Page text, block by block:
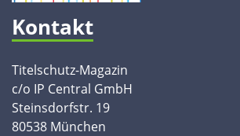
Kontakt
Titelschutz-Magazin
c/o IP Central GmbH
Steinsdorfstr. 19
80538 München